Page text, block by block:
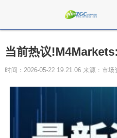
当前热议
时间：2026-05-22 19:21:06 来源：市场